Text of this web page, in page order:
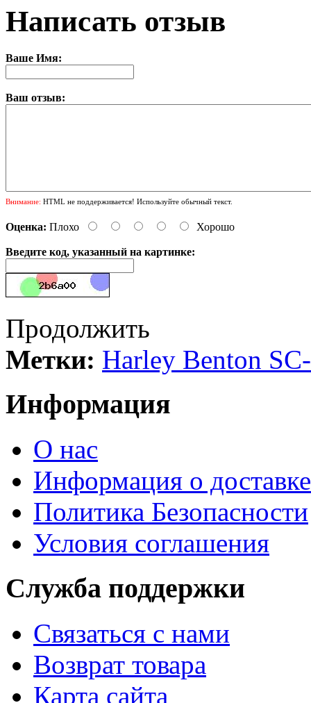
Написать отзыв
Ваше Имя:
Ваш отзыв:
Внимание: HTML не поддерживается! Используйте обычный текст.
Оценка: Плохо Хорошо
Введите код, указанный на картинке:
Продолжить
Метки: Harley Benton
Информация
О нас
Информация о доставке
Политика Безопасности
Условия соглашения
Служба поддержки
Связаться с нами
Возврат товара
Карта сайта